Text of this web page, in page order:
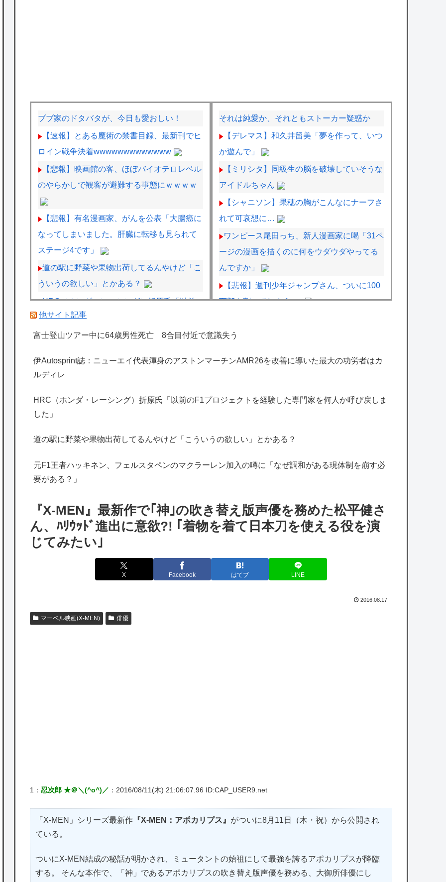
ブブ家のドタバタが、今日も愛おしい！
【速報】とある魔術の禁書目録、最新刊でヒ
ロイン戦争決着wwwwwwwwwwwww
【悲報】映画館の客、ほぼバイオテロレベル
のやらかしで観客が避難する事態にｗｗｗｗ
【悲報】有名漫画家、がんを公表「大腸癌に
なってしまいました。肝臓に転移も見られて
ステージ4です」
道の駅に野菜や果物出荷してるんやけど「こ
ういうの欲しい」とかある？
HRC（ホンダ・レーシング）折原氏「以前
のF1プロジェクトを経験した専門家を何人か
呼び戻しました」
トンマーチンAMR26を改善に導いた最大の功
元F1王者ハッキネン、フェルスタペンのマ
クラーレン加入の噂に「なぜ調和がある現体
出たあの親日経営者に海外が大騒ぎ
海外「勘弁して！」米国人が最も恐れる日本
韓国人「実は日本経済を支えて生かしている
のは韓国人である理由がこちら…」→「日本
も感謝してるらしい…（ﾌﾞﾙﾌﾞﾙ」＝韓国の反
海外「日本よ、お前がナンバーワンだ」 熊
衝撃
別課題消化時は別として
Powered by livedoor 相互RSS
それは純愛か、それともストーカー疑惑か
【デレマス】和久井留美「夢を作って、いつ
か遊んで」
【ミリシタ】同級生の脳を破壊していそうな
アイドルちゃん
【シャニソン】果穂の胸がこんなにナーフさ
れて可哀想に…
ワンピース尾田っち、新人漫画家に喝「31ペ
ージの漫画を描くのに何をウダウダやってる
んですか」
【悲報】週刊少年ジャンプさん、ついに100
万部を割ってしまう･･･
3・4合併号に載ってる作品がこちらｗｗｗｗ
【悲報】ばあちゃるさん、引退
で見たい？
PART2【配信実況可】
うか？
【艦これ】バニ黒潮親潮 他
策」←じゃあ他にどんな経済対策があるんだ
【悲報】愛煙家の岸谷蘭丸、『大爆発』して
他サイト記事
富士登山ツアー中に64歳男性死亡 8合目付近で意識失う
伊Autosprint誌：ニューエイ代表渾身のアストンマーチンAMR26を改善に導いた最大の功労者はカ
ルディレ
HRC（ホンダ・レーシング）折原氏「以前のF1プロジェクトを経験した専門家を何人か呼び戻しま
した」
道の駅に野菜や果物出荷してるんやけど「こういうの欲しい」とかある？
元F1王者ハッキネン、フェルスタペンのマクラーレン加入の噂に「なぜ調和がある現体制を崩す必
要がある？」
『X-MEN』最新作で｢神｣の吹き替え版声優を務めた松平健さ
ん、ﾊﾘｳｯﾄﾞ進出に意欲?! ｢着物を着て日本刀を使える役を演
じてみたい｣
X Facebook はてブ LINE
2016.08.17
マーベル映画(X-MEN) 俳優
1： 忍次郎 ★＠＼(^o^)／ ：2016/08/11(木) 21:06:07.96 ID:CAP_USER9.net
「X-MEN」シリーズ最新作 『X-MEN：アポカリプス』 がついに8月11日（木・祝）から公開され
ている。
ついにX-MEN結成の秘話が明かされ、ミュータントの始祖にして最強を誇るアポカリプスが降臨
する。 そんな本作で、「神」であるアポカリプスの吹き替え版声優を務める、大御所俳優にし